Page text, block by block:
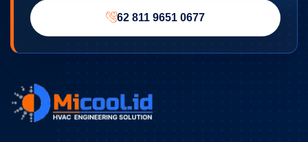
62 811 9651 0677